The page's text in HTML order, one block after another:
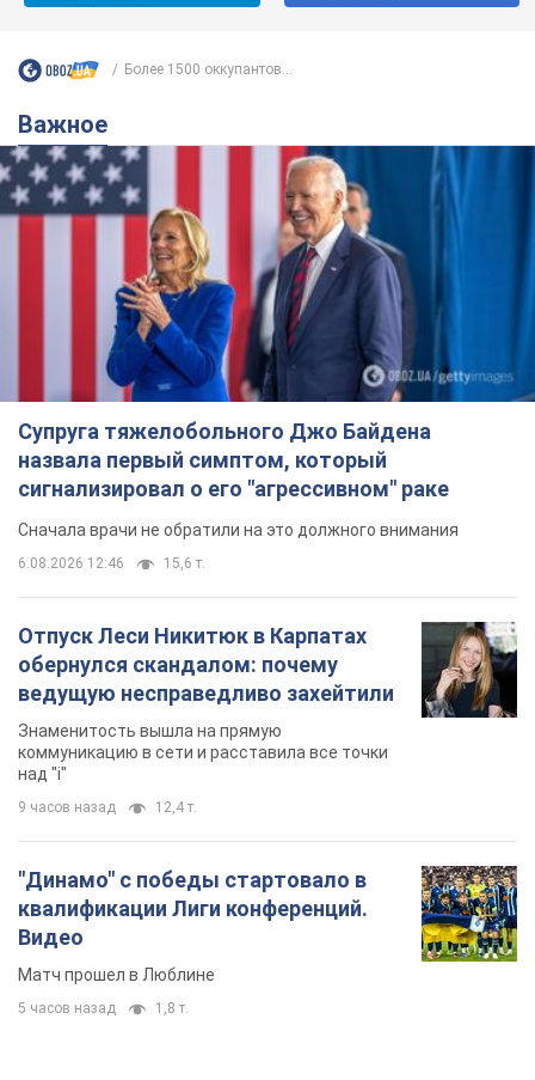
Более 1500 оккупантов...
Важное
Супруга тяжелобольного Джо Байдена
назвала первый симптом, который
сигнализировал о его "агрессивном" раке
Сначала врачи не обратили на это должного внимания
6.08.2026 12:46 15,6 т.
Отпуск Леси Никитюк в Карпатах
обернулся скандалом: почему
ведущую несправедливо захейтили
Знаменитость вышла на прямую
коммуникацию в сети и расставила все точки
над "i"
9 часов назад 12,4 т.
"Динамо" с победы стартовало в
квалификации Лиги конференций.
Видео
Матч прошел в Люблине
5 часов назад 1,8 т.